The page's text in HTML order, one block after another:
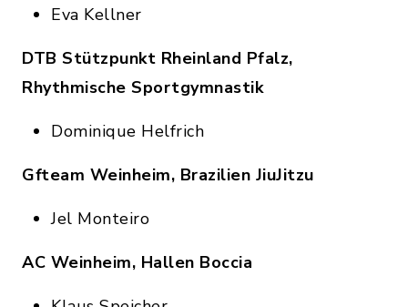
Eva Kellner
DTB Stützpunkt Rheinland Pfalz,
Rhythmische Sportgymnastik
Dominique Helfrich
Gfteam Weinheim, Brazilien JiuJitzu
Jel Monteiro
AC Weinheim, Hallen Boccia